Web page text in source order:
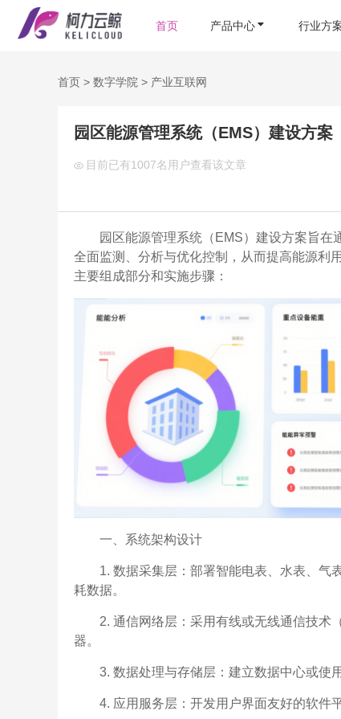
首页 产品中心 行业方
首页 > 数字学院 > 产业互联网
园区能源管理系统（EMS）建设方案
目前已有1007名用户查看该文章
园区能源管理系统（EMS）建设方案旨
全面监测、分析与优化控制，从而提高能源利
主要组成部分和实施步骤：
一、系统架构设计
1. 数据采集层：部署智能电表、水表、气
耗数据。
2. 通信网络层：采用有线或无线通信技术
器。
3. 数据处理与存储层：建立数据中心或使
4. 应用服务层：开发用户界面友好的软件